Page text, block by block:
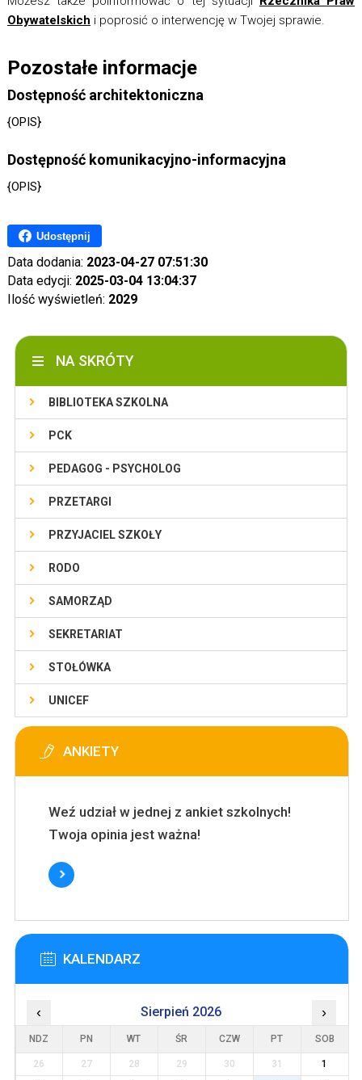
Obywatelskich i poprosić o interwencję w Twojej sprawie.
Pozostałe informacje
Dostępność architektoniczna
{OPIS}
Dostępność komunikacyjno-informacyjna
{OPIS}
Udostępnij
Data dodania: 2023-04-27 07:51:30
Data edycji: 2025-03-04 13:04:37
Ilość wyświetleń: 2029
NA SKRÓTY
BIBLIOTEKA SZKOLNA
PCK
PEDAGOG - PSYCHOLOG
PRZETARGI
PRZYJACIEL SZKOŁY
RODO
SAMORZĄD
SEKRETARIAT
STOŁÓWKA
UNICEF
ANKIETY
Weź udział w jednej z ankiet szkolnych!
Twoja opinia jest ważna!
KALENDARZ
‹ Sierpień 2026 ›
NDZ PN WT ŚR CZW PT SOB
26 27 28 29 30 31
1